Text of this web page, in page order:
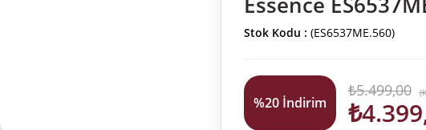
Stok Kodu (ES6537ME.560)
%20İndirim
₺5.499,00